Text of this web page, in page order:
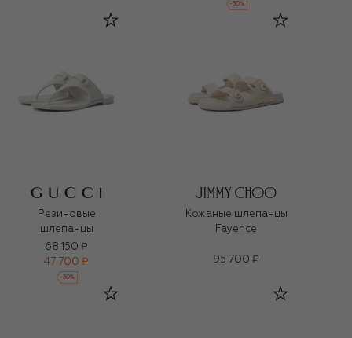
-30%
Резиновые
шлепанцы
68 150 ₽
47 700 ₽
-30%
Кожаные шлепанцы
Fayence
95 700 ₽